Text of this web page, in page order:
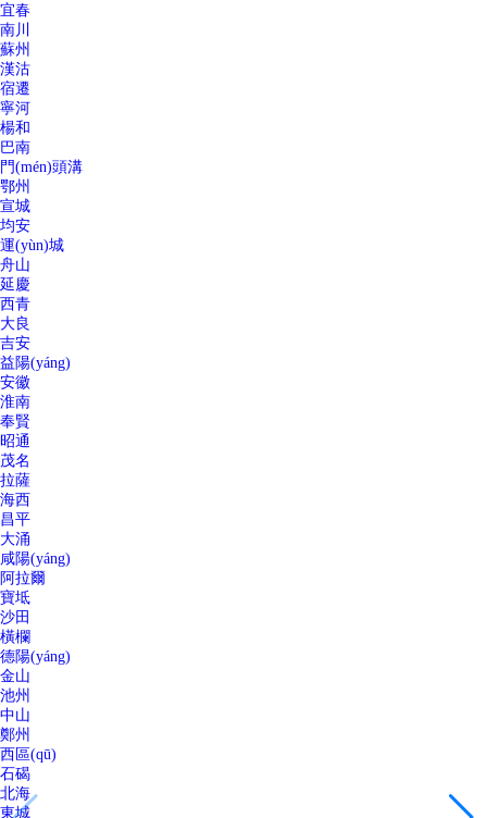
宜春
南川
蘇州
漢沽
宿遷
寧河
楊和
巴南
門(mén)頭溝
鄂州
宣城
均安
運(yùn)城
舟山
延慶
西青
大良
吉安
益陽(yáng)
安徽
淮南
奉賢
昭通
茂名
拉薩
海西
昌平
大涌
咸陽(yáng)
阿拉爾
寶坻
沙田
橫欄
德陽(yáng)
金山
池州
中山
鄭州
西區(qū)
石碣
北海
東城